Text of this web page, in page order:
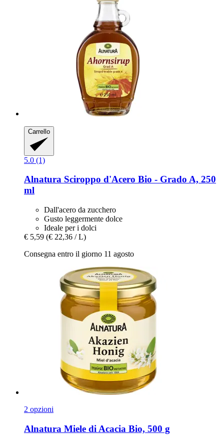
Carrello
5.0 (1)
Alnatura Sciroppo d'Acero Bio -​ Grado A, 250
ml
Dall'acero da zucchero
Gusto leggermente dolce
Ideale per i dolci
€ 5,59 (€ 22,36 / L)
Consegna entro il giorno 11 agosto
2 opzioni
Alnatura Miele di Acacia Bio, 500 g